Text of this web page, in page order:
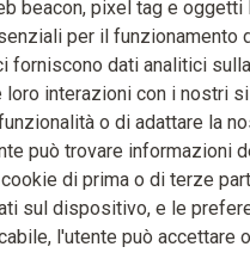
beacon, pixel tag e oggetti
per il funzionamento
forniscono dati analitici
interazioni con i nostri
o di adattare la
può trovare informazioni
di prima o di terze
sul dispositivo, e le
l'utente può accettare